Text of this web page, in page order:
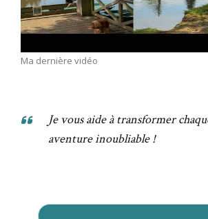
Ma dernière vidéo
Je vous aide à transformer
aventure inoubliable !